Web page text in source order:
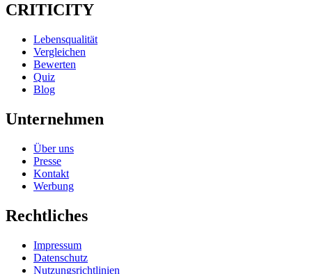
CRITICITY
Lebensqualität
Vergleichen
Bewerten
Quiz
Blog
Unternehmen
Über uns
Presse
Kontakt
Werbung
Rechtliches
Impressum
Datenschutz
Nutzungsrichtlinien